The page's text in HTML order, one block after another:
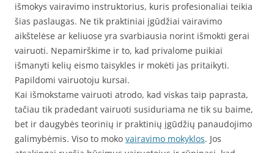
išmokys vairavimo instruktorius, kuris profesionaliai teikia
šias paslaugas. Ne tik praktiniai įgūdžiai vairavimo
aikštelėse ar keliuose yra svarbiausia norint išmokti gerai
vairuoti. Nepamirškime ir to, kad privalome puikiai
išmanyti kelių eismo taisykles ir mokėti jas pritaikyti.
Papildomi vairuotoju kursai.
Kai išmokstame vairuoti atrodo, kad viskas taip paprasta,
tačiau tik pradedant vairuoti susiduriama ne tik su baime,
bet ir daugybės teorinių ir praktinių įgūdžių panaudojimo
galimybėmis. Viso to moko vairavimo mokyklos. Jos